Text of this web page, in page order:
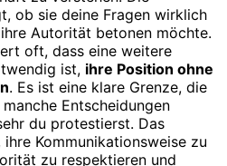
ob sie deine Fragen wirklich
Autorität betonen möchte.
oft, dass eine weitere
ist, ihre Position ohne
. Es ist eine klare Grenze, die
Entscheidungen
du protestierst. Das
Kommunikationsweise zu
zu respektieren und